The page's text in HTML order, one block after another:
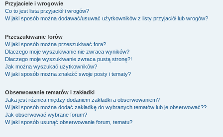
Przyjaciele i wrogowie
Co to jest lista przyjaciół i wrogów?
W jaki sposób można dodawać/usuwać użytkowników z listy przyjaciół lub wrogów?
Przeszukiwanie forów
W jaki sposób można przeszukiwać fora?
Dlaczego moje wyszukiwanie nie zwraca wyników?
Dlaczego moje wyszukiwanie zwraca pustą stronę?!
Jak można wyszukać użytkowników?
W jaki sposób można znaleźć swoje posty i tematy?
Obserwowanie tematów i zakładki
Jaka jest różnica między dodaniem zakładki a obserwowaniem?
W jaki sposób można dodać zakładkę do wybranych tematów lub je obserwować??
Jak obserwować wybrane forum?
W jaki sposób usunąć obserwowanie forum, tematu?